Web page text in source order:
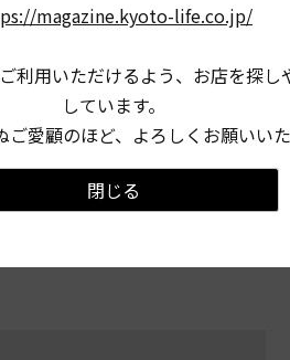
magazine.kyoto-life.co.jp/
利用いただけるよう、お店を探し
しています。
愛顧のほど、よろしくお願いいた
閉じる